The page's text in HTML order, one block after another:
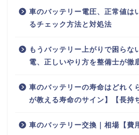
車のバッテリー電圧、正常値は
るチェック方法と対処法
もうバッテリー上がりで困らな
電、正しいやり方を整備士が徹
車のバッテリーの寿命はどれく
が教える寿命のサイン】【長持
車のバッテリー交換｜相場【費